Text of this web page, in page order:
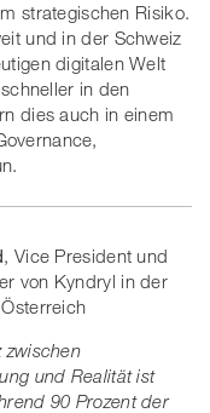
strategischen Risiko.
und in der Schweiz
digitalen Welt
in den
dies auch in einem
, Vice President und
von Kyndryl in der
zwischen
und Realität ist
90 Prozent der